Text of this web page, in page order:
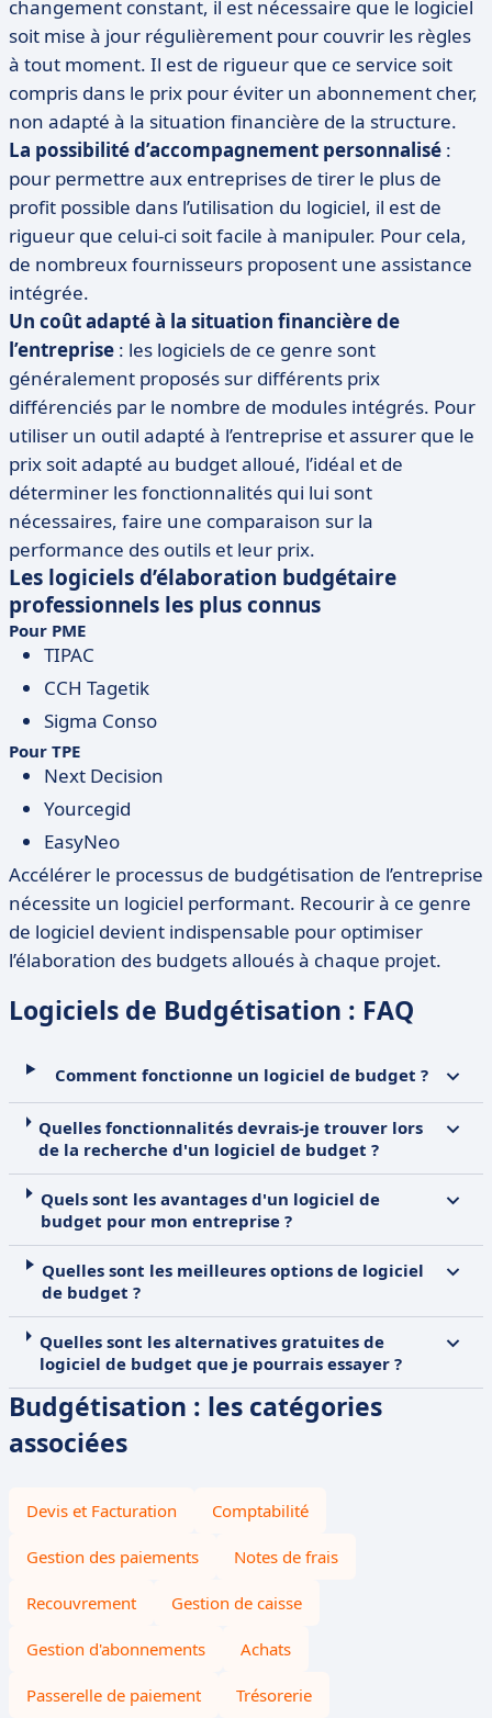
changement constant, il est nécessaire que le logiciel
soit mise à jour régulièrement pour couvrir les règles
à tout moment. Il est de rigueur que ce service soit
compris dans le prix pour éviter un abonnement cher,
non adapté à la situation financière de la structure.
La possibilité d’accompagnement personnalisé :
pour permettre aux entreprises de tirer le plus de
profit possible dans l’utilisation du logiciel, il est de
rigueur que celui-ci soit facile à manipuler. Pour cela,
de nombreux fournisseurs proposent une assistance
intégrée.
Un coût adapté à la situation financière de
l’entreprise : les logiciels de ce genre sont
généralement proposés sur différents prix
différenciés par le nombre de modules intégrés. Pour
utiliser un outil adapté à l’entreprise et assurer que le
prix soit adapté au budget alloué, l’idéal et de
déterminer les fonctionnalités qui lui sont
nécessaires, faire une comparaison sur la
performance des outils et leur prix.
Les logiciels d’élaboration budgétaire
professionnels les plus connus
Pour PME
TIPAC
CCH Tagetik
Sigma Conso
Pour TPE
Next Decision
Yourcegid
EasyNeo
Accélérer le processus de budgétisation de l’entreprise
nécessite un logiciel performant. Recourir à ce genre
de logiciel devient indispensable pour optimiser
l’élaboration des budgets alloués à chaque projet.
Logiciels de Budgétisation : FAQ
Comment fonctionne un logiciel de budget ?
Quelles fonctionnalités devrais-je trouver lors
de la recherche d'un logiciel de budget ?
Quels sont les avantages d'un logiciel de
budget pour mon entreprise ?
Quelles sont les meilleures options de logiciel
de budget ?
Quelles sont les alternatives gratuites de
logiciel de budget que je pourrais essayer ?
Budgétisation : les catégories
associées
Devis et Facturation Comptabilité
Gestion des paiements Notes de frais
Recouvrement Gestion de caisse
Gestion d'abonnements Achats
Passerelle de paiement Trésorerie